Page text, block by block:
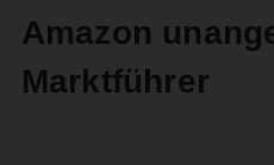
Amazon
Marktführer